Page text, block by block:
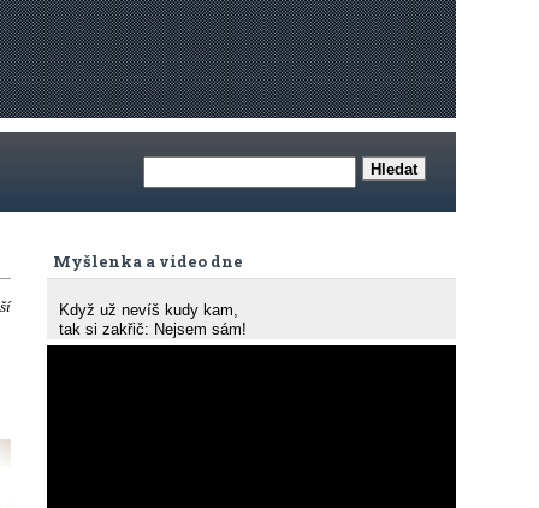
Myšlenka a video dne
Když už nevíš kudy kam,
tak si zakřič: Nejsem sám!